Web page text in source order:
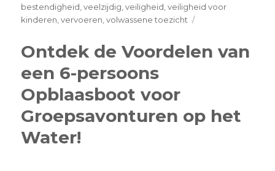
bestendigheid ,veelzijdig ,veiligheid ,veiligheid voor
kinderen ,vervoeren ,volwassene toezicht
Voordelen
Zeilboot
voor
Ontdek de Voordelen van
een 6-persoons
Opblaasboot voor
Groepsavonturen op het
Water!